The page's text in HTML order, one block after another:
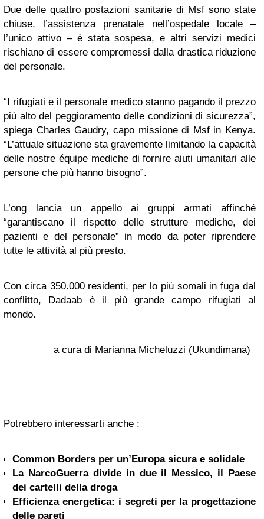
Due delle quattro postazioni sanitarie di Msf sono state
chiuse, l’assistenza prenatale nell’ospedale locale –
l’unico attivo – è stata sospesa, e altri servizi medici
rischiano di essere compromessi dalla drastica riduzione
del personale.
“I rifugiati e il personale medico stanno pagando il prezzo
più alto del peggioramento delle condizioni di sicurezza”,
spiega Charles Gaudry, capo missione di Msf in Kenya.
“L’attuale situazione sta gravemente limitando la capacità
delle nostre équipe mediche di fornire aiuti umanitari alle
persone che più hanno bisogno”.
L’ong lancia un appello ai gruppi armati affinché
“garantiscano il rispetto delle strutture mediche, dei
pazienti e del personale” in modo da poter riprendere
tutte le attività al più presto.
Con circa 350.000 residenti, per lo più somali in fuga dal
conflitto, Dadaab è il più grande campo rifugiati al
mondo.
a cura di Marianna Micheluzzi (Ukundimana)
Potrebbero interessarti anche :
Common Borders per un’Europa sicura e solidale
La NarcoGuerra divide in due il Messico, il Paese
dei cartelli della droga
Efficienza energetica: i segreti per la progettazione
delle pareti